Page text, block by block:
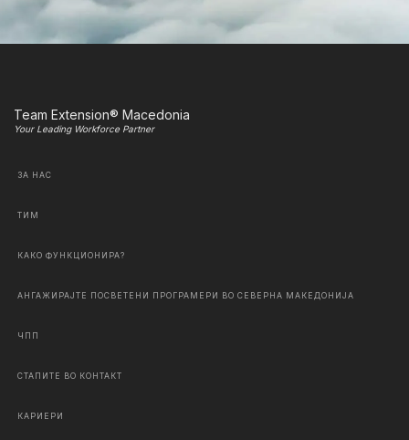
Team Extension® Macedonia
Your Leading Workforce Partner
ЗА НАС
ТИМ
КАКО ФУНКЦИОНИРА?
АНГАЖИРАЈТЕ ПОСВЕТЕНИ ПРОГРАМЕРИ ВО СЕВЕРНА МАКЕДОНИЈА
ЧПП
СТАПИТЕ ВО КОНТАКТ
КАРИЕРИ